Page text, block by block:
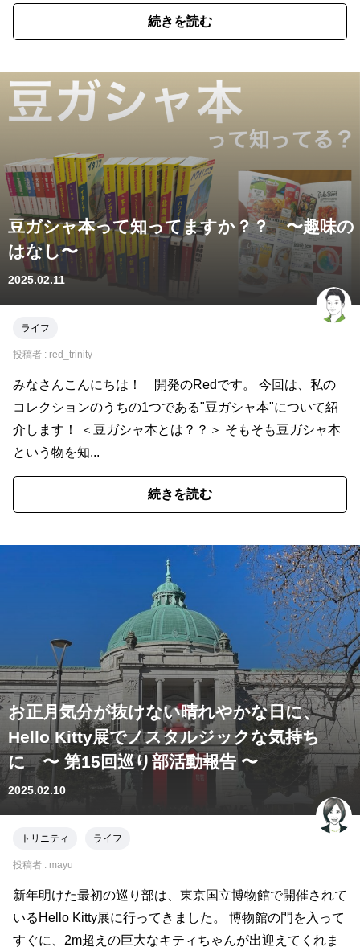
続きを読む
豆ガシャ本って知ってますか？？ 〜趣味の
はなし〜
2025.02.11
ライフ
投稿者 : red_trinity
みなさんこんにちは！ 開発のRedです。 今回は、私の
コレクションのうちの1つである"豆ガシャ本"について紹
介します！ ＜豆ガシャ本とは？？＞ そもそも豆ガシャ本
という物を知...
続きを読む
お正月気分が抜けない晴れやかな日に、
Hello Kitty展でノスタルジックな気持ち
に 〜 第15回巡り部活動報告 〜
2025.02.10
トリニティ ライフ
投稿者 : mayu
新年明けた最初の巡り部は、東京国立博物館で開催されて
いるHello Kitty展に行ってきました。 博物館の門を入って
すぐに、2m超えの巨大なキティちゃんが出迎えてくれま